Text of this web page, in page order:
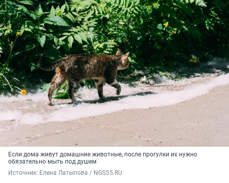
Если дома живут домашние животные, после прогулки их нужно
обязательно мыть под душем
Источник: Елена Латыпова / NGS55.RU